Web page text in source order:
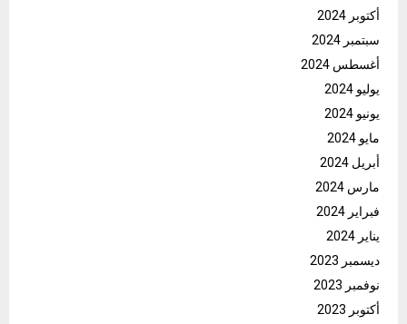
أكتوبر 2024
سبتمبر 2024
أغسطس 2024
يوليو 2024
يونيو 2024
مايو 2024
أبريل 2024
مارس 2024
فبراير 2024
يناير 2024
ديسمبر 2023
نوفمبر 2023
أكتوبر 2023